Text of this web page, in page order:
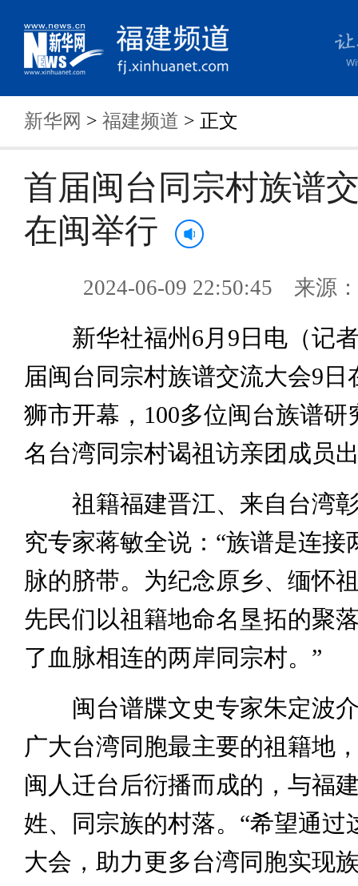
新华网 > 福建频道 > 正文
首届闽台同宗村族谱
在闽举行
2024-06-09 22:50:45 来源
新华社福州6月9日电（记者
届闽台同宗村族谱交流大会9日
狮市开幕，100多位闽台族谱研
名台湾同宗村谒祖访亲团成员
祖籍福建晋江、来自台湾彰
究专家蒋敏全说：“族谱是连接
脉的脐带。为纪念原乡、缅怀
先民们以祖籍地命名垦拓的聚
了血脉相连的两岸同宗村。”
闽台谱牒文史专家朱定波介
广大台湾同胞最主要的祖籍地
闽人迁台后衍播而成的，与福
姓、同宗族的村落。“希望通过
大会，助力更多台湾同胞实现